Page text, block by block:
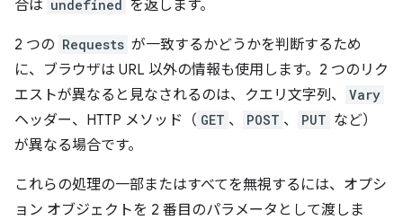
合は undefined を返します。
2 つの Requests が一致するかどうかを判断するため
に、ブラウザは URL 以外の情報も使用します。2 つのリク
エストが異なると見なされるのは、クエリ文字列、
Vary
ヘッダー、HTTP メソッド（ GET 、 POST 、 PUT など）
が異なる場合です。
これらの処理の一部またはすべてを無視するには、オプシ
ョン オブジェクトを 2 番目のパラメータとして渡しま